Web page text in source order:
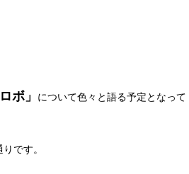
ボ」
について色々と語る予定となって
です。